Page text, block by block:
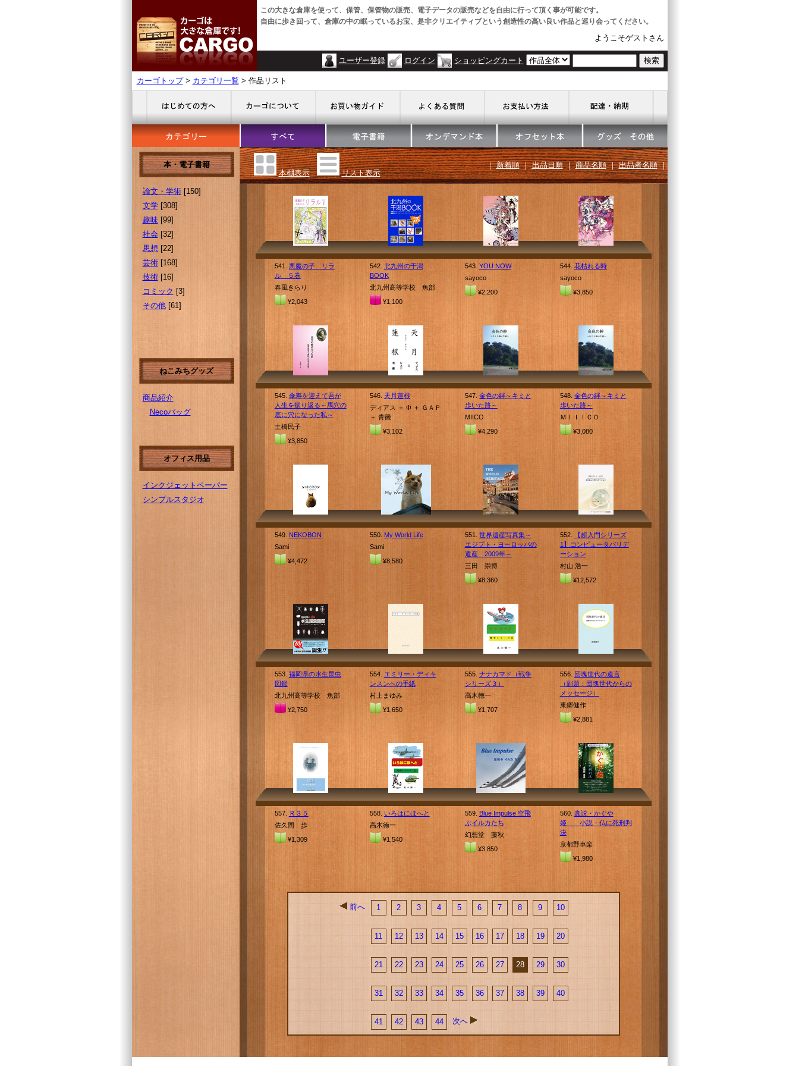
この大きな倉庫を使って、保管、保管物の販売、電子データの販売などを自由に行って頂く事が可能です。
自由に歩き回って、倉庫の中の眠っているお宝、是非クリエイティブという創造性の高い良い作品と巡り会ってください。
ようこそゲストさん
ユーザー登録 ログイン ショッピングカート
カーゴトップ> カテゴリ一覧 > 作品リスト
本・電子書籍
論文・学術[150]
文学[308]
趣味[99]
社会[32]
思想 [22]
芸術[168]
技術[16]
コミック [3]
その他[61]
ねこみちグッズ
商品紹介
Necoバッグ
オフィス用品
インクジェットペーパー
シンプルスタジオ
本棚表示 リスト表示
｜新着順｜出品日順｜商品名順｜出品者名順｜
541.
悪魔の子 リラ
ル ５巻
春風きらり
¥2,043
542. 北九州の干潟
BOOK
北九州高等学校 魚部
¥1,100
543. YOU NOW
sayoco
¥2,200
544. 花枯れる時
sayoco
¥3,850
545. 傘寿を迎えて吾が
人生を振り返る～馬穴の
底に穴になった私～
土橋民子
¥3,850
546. 天月蓮根
ディアス ＋ Φ ＋ ＧＡＰ
＋ 青黴
¥3,102
547. 金色の絆～キミと
歩いた路～
MIICO
¥4,290
548. 金色の絆～キミと
歩いた路～
ＭＩＩＩＣＯ
¥3,080
549. NEKOBON
Sami
¥4,472
550. My World Life
Sami
¥8,580
551. 世界遺産写真集～
エジプト・ヨーロッパの
遺産 2009年～
三田 崇博
¥8,360
552.
【超入門シリーズ
1】コンピュータバリデ
ーション
村山 浩一
¥12,572
553. 福岡県の水生昆虫
図鑑
北九州高等学校 魚部
¥2,750
554. エミリー・ディキ
ンスンへの手紙
村上まゆみ
¥1,650
555. ナナカマド（戦争
シリーズ３）
高木徳一
¥1,707
556. 団塊世代の遺言
（副題：団塊世代からの
メッセージ）
東郷健作
¥2,881
557.
Ｒ３５
佐久間 歩
¥1,309
558. いろはにほへと
高木徳一
¥1,540
559. Blue Impulse 空飛
ぶイルカたち
幻想堂 藤秋
¥3,850
560. 真説・かぐや
姫 小説・仏に死刑判
決
京都野車楽
¥1,980
前へ 1 2 3 4 5 6 7 8 9 10
11 12 13 14 15 16 17 18 19 20
21 22 23 24 25 26 27 28 29 30
31 32 33 34 35 36 37 38 39 40
41 42 43 44 次へ